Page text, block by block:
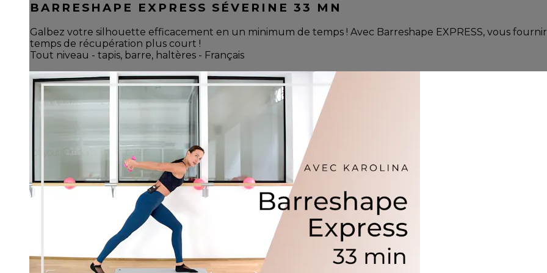
BARRESHAPE EXPRESS SÉVERINE 33 MN
Galbez votre silhouette efficacement en un minimum de temps ! Avec Barreshape EXPRESS, vous
temps de récupération plus court !
Tout niveau - tapis, barre, haltères - Français